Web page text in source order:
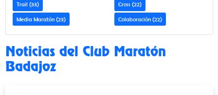
Trail (33)
Media Maratón (23)
Cross (22)
Colaboración (22)
Noticias del Club Maratón
Badajoz